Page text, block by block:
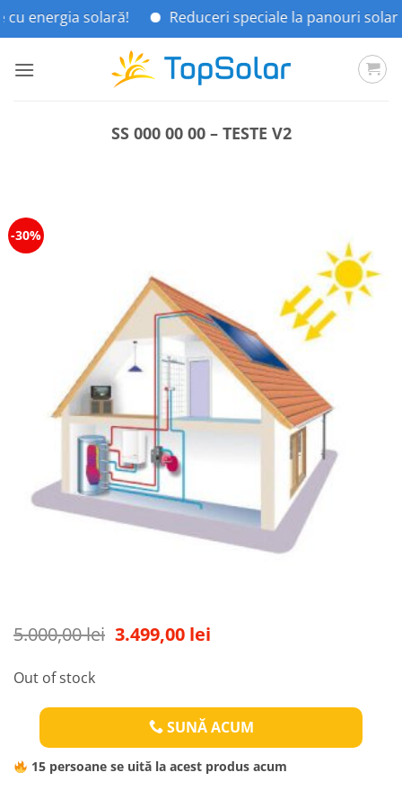
solară! Reduceri speciale la panouri solare!
SS 000 00 00 – TESTE V2
-30%
5.000,00lei Original
3.499,00 lei
Out of stock
SUNĂ ACUM
15persoane se uită la acest produs acum